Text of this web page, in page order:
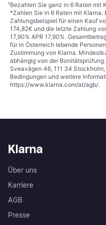
¹Bezahlen Sie ganz in 6 Raten mit
*Zahlen Sie in 6 Raten mit
Zahlungsbeispiel für einen Kauf
174,82€ und die letzte Zahlung
17,90% APR 17,90%.
für in Österreich lebende
Zustimmung von Klarna.
abhängig von der
Sveavägen 46, 111 34
Bedingungen und weitere
https://www.klarna.com/at/agb/.
Klarna
Über uns
Karriere
AGB
Presse